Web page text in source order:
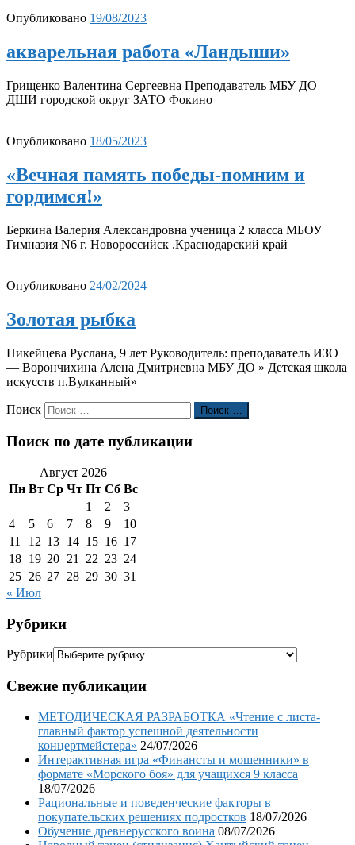
Опубликовано 19/08/2023
акварельная работа «Ландыши»
Грищенко Валентина Сергеевна Преподаватель МБУ ДО
ДШИ городской округ ЗАТО Фокино
Опубликовано 18/05/2023
«Вечная память победы-помним и
гордимся!»
Беркина Валерия Александровна ученица 2 класса МБОУ
Гимназия N6 г. Новороссийск .Краснодарский край
Опубликовано 24/02/2024
Золотая рыбка
Никейцева Руслана, 9 лет Руководитель: преподаватель ИЗО
— Ворончихина Алена Дмитриевна МБУ ДО » Детская школа
искусств п.Вулканный»
Поиск Поиск …
Поиск по дате публикации
Август 2026
Пн Вт Ср Чт Пт Сб Вс
1
2
3
4
5 6 7 8 9
10
11
12 13 14 15 16 17
18 19 20 21 22 23 24
25 26 27 28 29 30 31
« Июл
Рубрики
Рубрики
Свежие публикации
МЕТОДИЧЕСКАЯ РАЗРАБОТКА «Чтение с листа-
главный фактор успешной деятельности
концертмейстера» 24/07/2026
Интерактивная игра «Финансты и мошенники» в
формате «Морского боя» для учащихся 9 класса
18/07/2026
Рациональные и поведенческие факторы в
покупательских решениях подростков 18/07/2026
Обучение древнерусского воина 08/07/2026